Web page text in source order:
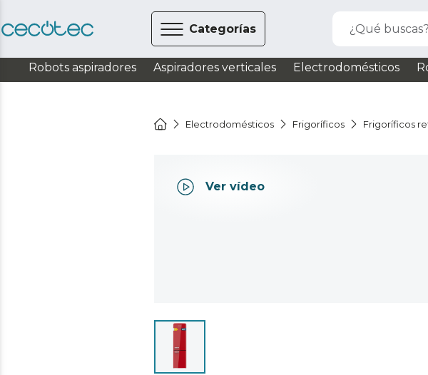
Categorías ¿Qué buscas?
Robots aspiradores Aspiradores verticales Electrodomésticos
Electrodomésticos Frigoríficos Frigoríficos
Ver vídeo